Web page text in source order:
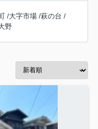
/大字市場 /萩の台 /
野